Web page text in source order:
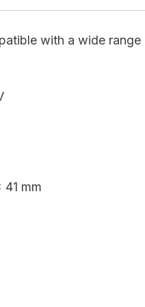
with a wide range
mm